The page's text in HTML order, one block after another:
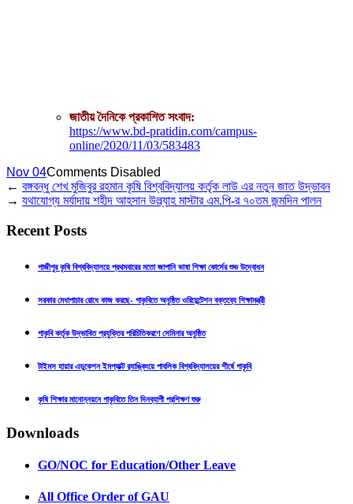
জাতীয় দৈনিকে প্রকাশিত সংবাদ:
https://www.bd-pratidin.com/campus-
online/2020/11/03/583483
Nov 04Comments Disabled
← বঙ্গবন্ধু শেখ মুজিবুর রহমান কৃষি বিশ্ববিদ্যালয় কর্তৃক লাউ এর নতুন জাত উদ্ভাবন
→ যথাযোগ্য মর্যাদায় শহীদ আহসান উল্ল্যাহ মাস্টার এম.পি-র ৭০তম জন্মদিন পালন
Recent Posts
গাজীপুর কৃষি বিশ্ববিদ্যালয়ে প্রথমবারের মতো জাপানি ভাষা শিক্ষা কোর্সের শুভ উদ্বোধন
সরকার মেধাপাচার রোধে কাজ করছে- গাকৃবিতে অনুষ্ঠিত ওরিয়েন্টেশন বক্তব্যে শিক্ষামন্ত্রী
গাকৃবি কর্তৃক উদ্ভাবিত প্রযুক্তির পরিচিতিকরণে সেমিনার অনুষ্ঠিত
টাইমস হায়ার এডুকেশন ইমপ্যাক্ট র‍্যাঙ্কিংয়ে পাবলিক বিশ্ববিদ্যালয়ের শীর্ষে গাকৃবি
কৃষি শিক্ষার মানোন্নয়নে গাকৃবিতে তিন দিনব্যাপী প্রশিক্ষণ শুরু
Downloads
GO/NOC for Education/Other Leave
All Office Order of GAU